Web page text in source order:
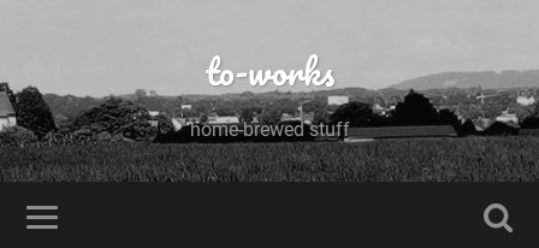
to-works
home-brewed stuff